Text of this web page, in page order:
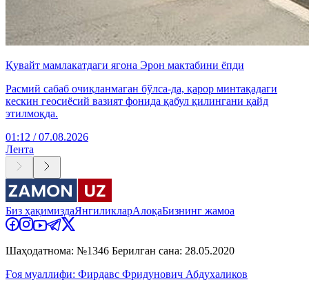
Қувайт мамлакатдаги ягона Эрон мактабини ёпди
Расмий сабаб очиқланмаган бўлса-да, қарор минтақадаги
кескин геосиёсий вазият фонида қабул қилингани қайд
этилмоқда.
01:12 / 07.08.2026
Лента
Биз ҳақимиздаЯнгиликларАлоқаБизнинг жамоа
Шаҳодатнома: №1346 Берилган сана: 28.05.2020
Ғоя муаллифи: Фирдавс Фридунович Абдухаликов